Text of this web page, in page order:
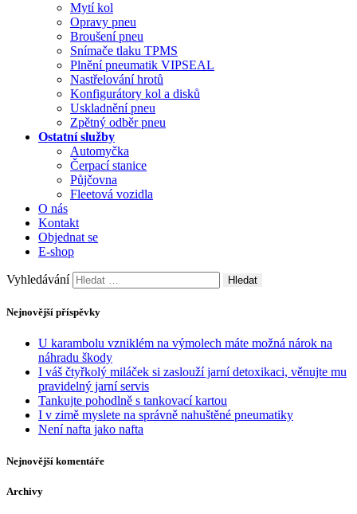
Mytí kol
Opravy pneu
Broušení pneu
Snímače tlaku TPMS
Plnění pneumatik VIPSEAL
Nastřelování hrotů
Konfigurátory kol a disků
Uskladnění pneu
Zpětný odběr pneu
Ostatní služby
Automyčka
Čerpací stanice
Půjčovna
Fleetová vozidla
O nás
Kontakt
Objednat se
E-shop
Vyhledávání
Nejnovější příspěvky
U karambolu vzniklém na výmolech máte možná nárok na
náhradu škody
I váš čtyřkolý miláček si zaslouží jarní detoxikaci, věnujte mu
pravidelný jarní servis
Tankujte pohodlně s tankovací kartou
I v zimě myslete na správně nahuštěné pneumatiky
Není nafta jako nafta
Nejnovější komentáře
Archivy